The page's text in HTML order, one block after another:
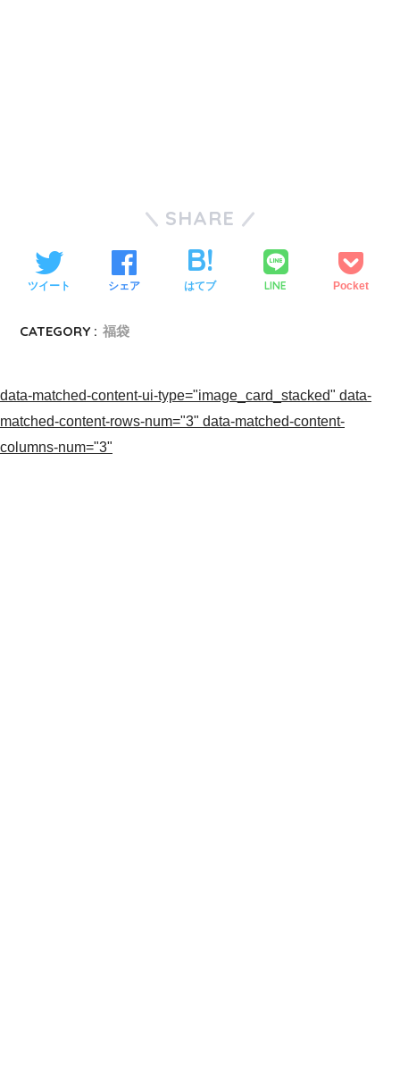
SHARE
ツイート シェア はてブ LINE Pocket
CATEGORY : 福袋
data-matched-content-ui-type="image_card_stacked" data-
matched-content-rows-num="3" data-matched-content-
columns-num="3"